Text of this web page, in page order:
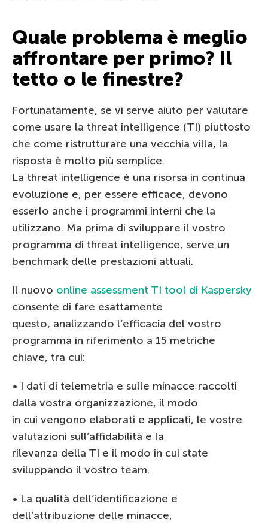
Quale problema è meglio
affrontare per primo? Il
tetto o le finestre?
Fortunatamente, se vi serve aiuto per valutare
come usare la threat intelligence (TI) piuttosto
che come ristrutturare una vecchia villa, la
risposta è molto più semplice.
La threat intelligence è una risorsa in continua
evoluzione e, per essere efficace, devono
esserlo anche i programmi interni che la
utilizzano. Ma prima di sviluppare il vostro
programma di threat intelligence, serve un
benchmark delle prestazioni attuali.
Il nuovo online assessment TI tool di Kaspersky
consente di fare esattamente
questo, analizzando l’efficacia del vostro
programma in riferimento a 15 metriche
chiave, tra cui:
• I dati di telemetria e sulle minacce raccolti
dalla vostra organizzazione, il modo
in cui vengono elaborati e applicati, le vostre
valutazioni sull’affidabilità e la
rilevanza della TI e il modo in cui state
sviluppando il vostro team.
• La qualità dell’identificazione e
dell’attribuzione delle minacce,